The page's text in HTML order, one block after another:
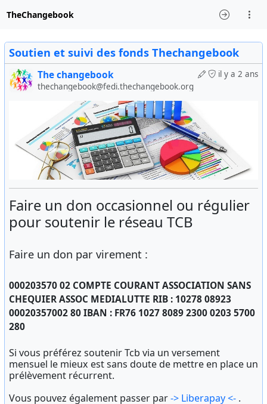
TheChangebook
Soutien et suivi des fonds Thechangebook
il y a 2 ans
The changebook
thechangebook@fedi.thechangebook.org
Faire un don occasionnel ou régulier
pour soutenir le réseau TCB
Faire un don par virement :
000203570 02 COMPTE COURANT ASSOCIATION SANS
CHEQUIER ASSOC MEDIALUTTE RIB : 10278 08923
00020357002 80 IBAN : FR76 1027 8089 2300 0203 5700
280
Si vous préférez soutenir Tcb via un versement
mensuel le mieux est sans doute de mettre en place un
prélèvement récurrent.
Vous pouvez également passer par-> Liberapay <- .